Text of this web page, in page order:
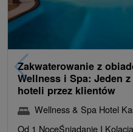
Zakwaterowanie z
Wellness i Spa: Jeden
hoteli przez klientów
Wellness & Spa Hotel
Od 1 NoceŚniadanie I Kolacja